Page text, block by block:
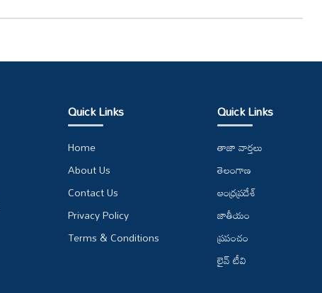
Quick Links
Home
About Us
Contact Us
Privacy Policy
Terms & Conditions
Quick Links
తాజా వార్తలు
తెలంగాణ
ఆంధ్రప్రదేశ్
జాతీయం
ప్రపంచం
లైవ్ టీవి